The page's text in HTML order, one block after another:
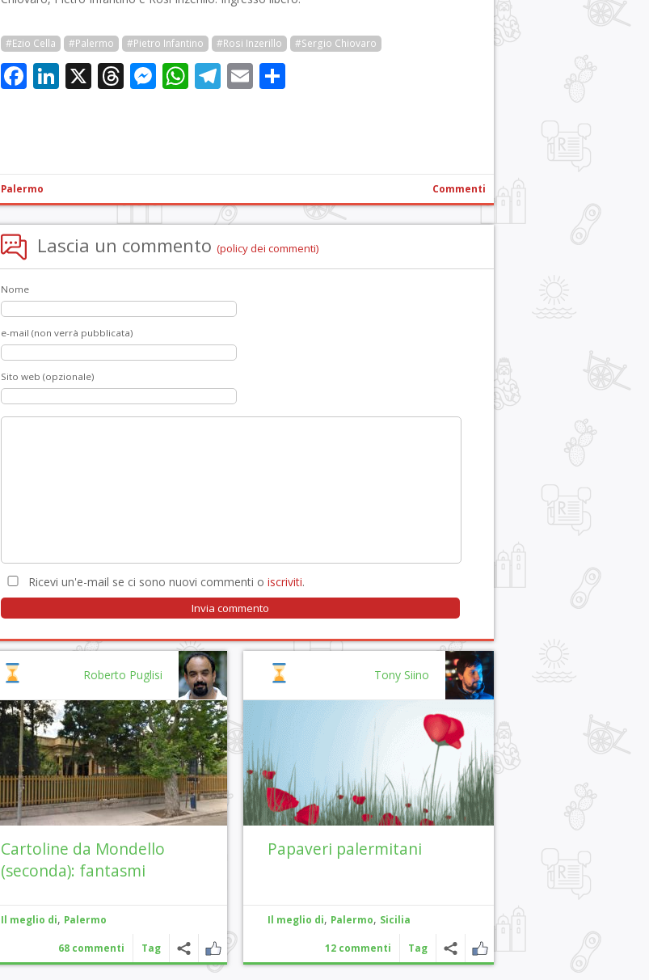
#Ezio Cella #Palermo #Pietro Infantino #Rosi Inzerillo #Sergio Chiovaro
Facebook
LinkedIn
X Threads
Messenger
WhatsApp
Telegram
Email
Palermo Commenti
Lascia un commento (policy dei commenti)
Nome
e-mail (non verrà pubblicata)
Sito web (opzionale)
Ricevi un'e-mail se ci sono nuovi commenti o iscriviti.
Tony Siino
Papaveri palermitani
Il meglio di, Palermo, Sicilia
12 commenti Tag
Roberto Puglisi
Cartoline da Mondello
(seconda): fantasmi
Il meglio di, Palermo
68 commenti Tag